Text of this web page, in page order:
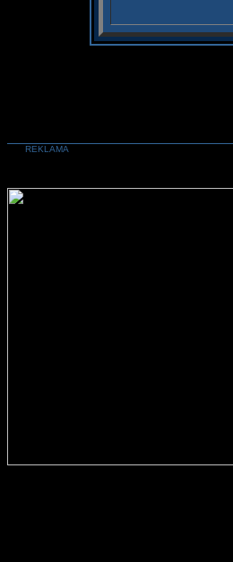
REKLAMA